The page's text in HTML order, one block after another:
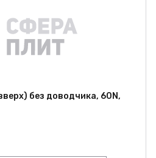
без доводчика, 60N,